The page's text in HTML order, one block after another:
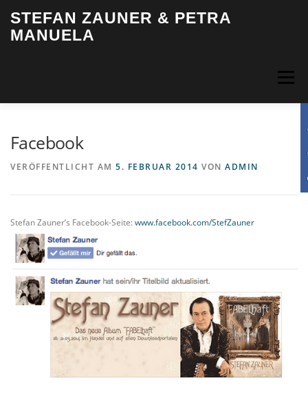
Inhalt
springen
STEFAN ZAUNER & PETRA
MANUELA
Menü
Facebook
VERÖFFENTLICHT AM 5. FEBRUAR 2014 VON ADMIN
Stefan Zauner’s Facebook-Seite:www.facebook.com/StefZauner